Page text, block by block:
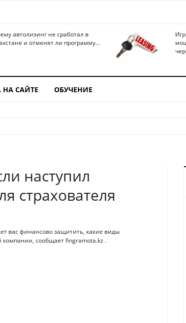
автолизинг не сработал в
и отменят ли программу...
НА САЙТЕ ОБУЧЕНИЕ
наступил
страхователя
вас финансово защитить, какие виды
компании, сообщает fingramota.kz .